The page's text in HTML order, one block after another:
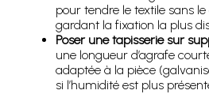
pour tendre le textile sans
gardant la fixation la plus
Poser une tapisserie sur
une longueur d’agrafe
adaptée à la pièce
si l’humidité est plus